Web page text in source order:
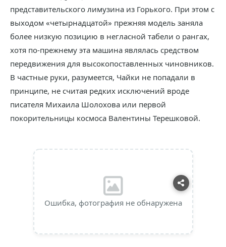
представительского лимузина из Горького. При этом с
выходом «четырнадцатой» прежняя модель заняла
более низкую позицию в негласной табели о рангах,
хотя по-прежнему эта машина являлась средством
передвижения для высокопоставленных чиновников.
В частные руки, разумеется, Чайки не попадали в
принципе, не считая редких исключений вроде
писателя Михаила Шолохова или первой
покорительницы космоса Валентины Терешковой.
Ошибка, фотография не обнаружена